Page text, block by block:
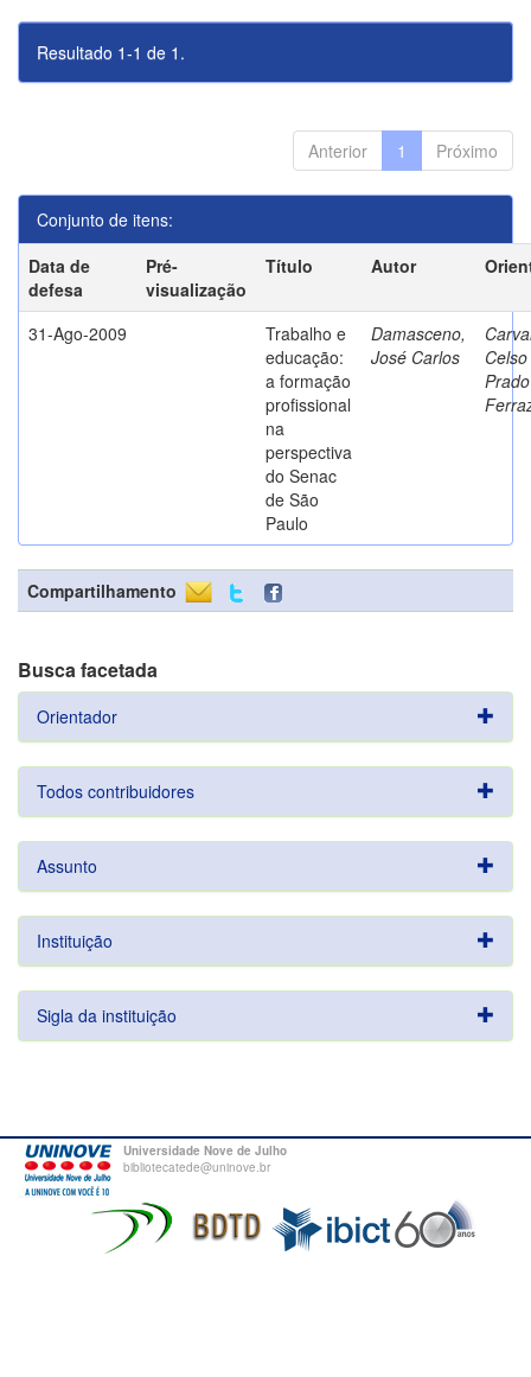
Resultado 1-1 de 1.
Anterior 1 Próximo
Conjunto de itens:
Data de
defesa
Pré-
visualização
Título Autor
31-Ago-2009
Trabalho e
educação:
a formação
profissional
na
perspectiva
do Senac
de São
Paulo
Damasceno,
José Carlos
Prado
Compartilhamento
Busca facetada
Orientador
Todos contribuidores
Assunto
Instituição
Sigla da instituição
Universidade Nove de Julho
bibliotecatede@uninove.br